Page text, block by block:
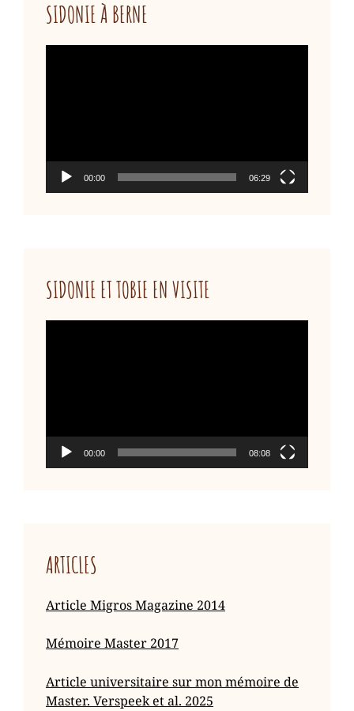
SIDONIE À BERNE
00:00 06:29
SIDONIE ET TOBIE EN VISITE
00:00 08:08
ARTICLES
Article Migros Magazine 2014
Mémoire Master 2017
Article universitaire sur mon mémoire de
Master. Verspeek et al. 2025